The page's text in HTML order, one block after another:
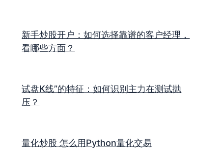
新手炒股开户：如何选择靠谱的客户经理，
看哪些方面？
试盘K线”的特征：如何识别主力在测试抛
压？
量化炒股 怎么用Python量化交易